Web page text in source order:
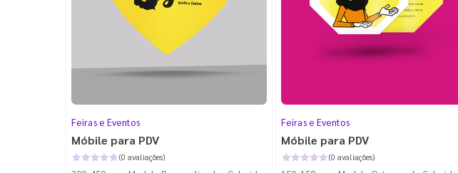
Feiras e Eventos
Móbile para PDV
(0 avaliações)
Feiras e Eventos
Móbile para PDV
(0 avaliações)